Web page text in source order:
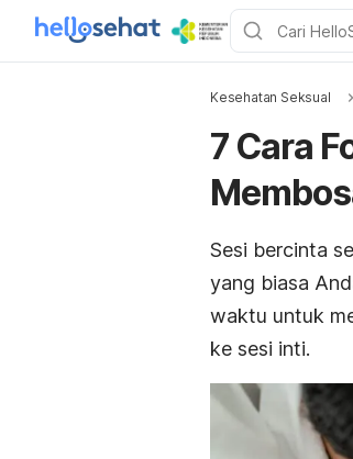
Kesehatan Seksual
7 Cara
Sesi bercinta
yang biasa
waktu untuk
ke sesi inti.